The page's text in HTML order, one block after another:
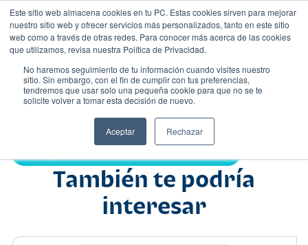
Este sitio web almacena cookies en tu PC. Estas cookies sirven para mejorar
nuestro sitio web y ofrecer servicios más personalizados, tanto en este sitio
web como a través de otras redes. Para conocer más acerca de las cookies
que utilizamos, revisa nuestra Política de Privacidad.
No haremos seguimiento de tu información cuando visites nuestro
sitio. Sin embargo, con el fin de cumplir con tus preferencias,
tendremos que usar solo una pequeña cookie para que no se te
solicite volver a tomar esta decisión de nuevo.
Aceptar Rechazar
Nombre
También te podría
interesar